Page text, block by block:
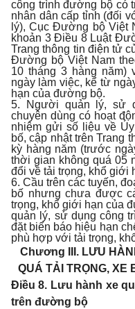
công trình đường bộ có
nhân dân cấp tỉnh (đối
lý), Cục Đường bộ Việt
khoản 3 Điều 8 Luật
Trang thông tin điện tử
Đường bộ Việt Nam
10 tháng 3 hàng năm)
ngày làm việc, kể từ
hạn của đường bộ.
5. Người quản lý, sử
chuyên dùng có hoạt
nhiệm gửi số liệu về
bố, cập nhật trên Trang
kỳ hàng năm (trước
thời gian không quá 05
đổi về tải trọng, khổ giới
6. Cầu trên các tuyến,
bố nhưng chưa được
trọng, khổ giới hạn của
quản lý, sử dụng công
đặt biển báo hiệu hạn
phù hợp với tải trọng,
Chương III. LƯU
QUÁ TẢI TRỌNG, XE
Điều 8. Lưu hành xe
trên đường bộ